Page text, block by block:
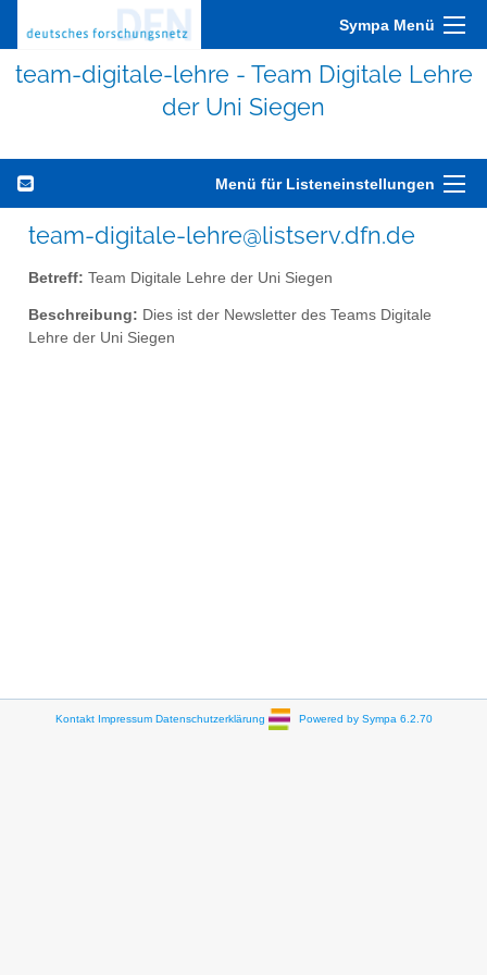
Sympa Menü
team-digitale-lehre - Team Digitale Lehre
der Uni Siegen
Menü für Listeneinstellungen
team-digitale-lehre@listserv.dfn.de
Betreff: Team Digitale Lehre der Uni Siegen
Beschreibung: Dies ist der Newsletter des Teams Digitale
Lehre der Uni Siegen
Kontakt Impressum Datenschutzerklärung Powered by Sympa 6.2.70